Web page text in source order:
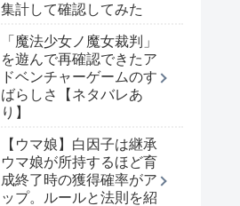
集計して確認してみた
「魔法少女ノ魔女裁判」
を遊んで再確認できたア
ドベンチャーゲームのす
ばらしさ【ネタバレあ
り】
【ウマ娘】白因子は継承
ウマ娘が所持するほど育
成終了時の獲得確率がア
ップ。ルールと法則を紹